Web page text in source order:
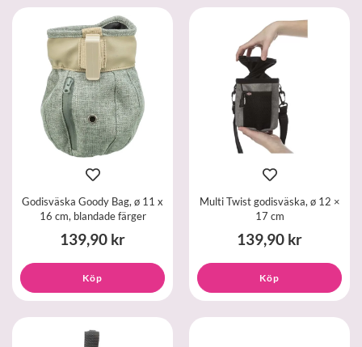
Godisväska Goody Bag, ø 11 x
16 cm, blandade färger
139,90 kr
Köp
Multi Twist godisväska, ø 12 ×
17 cm
139,90 kr
Köp